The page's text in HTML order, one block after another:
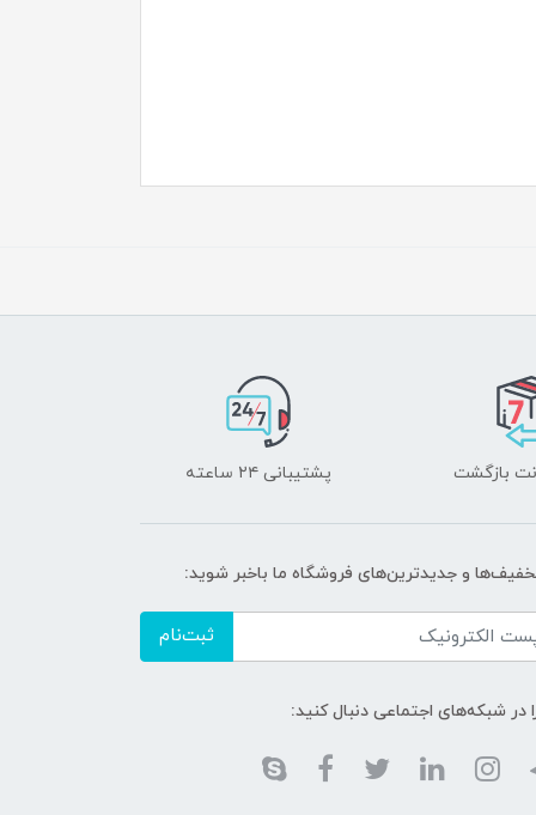
پشتیبانی ۲۴ ساعته
و جدیدترین‌های فروشگاه ما باخبر شوید:
ثبت‌نام
در شبکه‌های اجتماعی دنبال کنید: